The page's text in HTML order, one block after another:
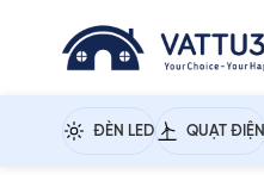
ĐÈN LED QUẠT ĐIỆN